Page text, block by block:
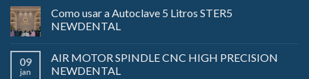
Como usar a Autoclave 5 Litros STER5
NEWDENTAL
09
jan
AIR MOTOR SPINDLE CNC HIGH PRECISION
NEWDENTAL